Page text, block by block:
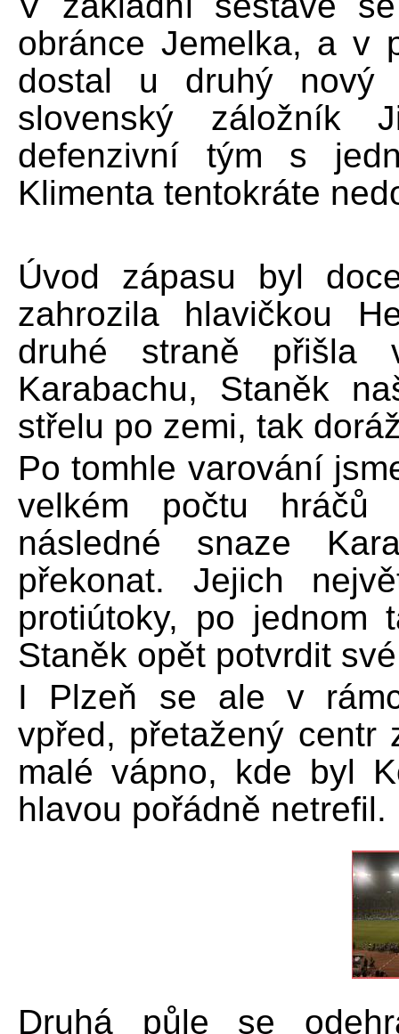
obránce Jemelka, a v
dostal u druhý nový
slovenský záložník
defenzivní tým s
Klimenta tentokráte
Úvod zápasu byl
zahrozila hlavičkou
druhé straně přišla
Karabachu, Staněk
střelu po zemi, tak
Po tomhle varování
velkém počtu
následné snaze
překonat. Jejich
protiútoky, po jednom
Staněk opět potvrdit
I Plzeň se ale v
vpřed, přetažený centr
malé vápno, kde byl
hlavou pořádně netrefil.
Druhá půle se